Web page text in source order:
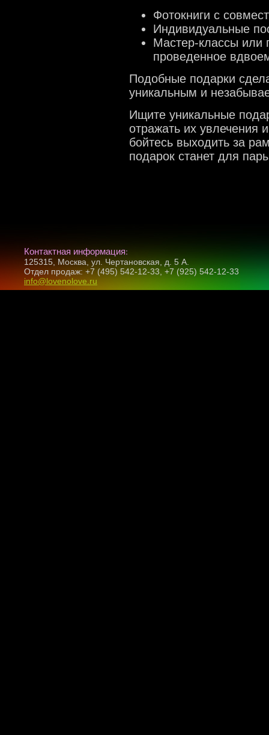
Фотокниги с
Индивидуальные
Мастер-классы или
проведенное
Подобные подарки
уникальным и
Ищите уникальные
отражать их увлечения
бойтесь выходить за
подарок станет для
Контактная информация:
125315, Москва, ул. Чертановская, д. 5 А.
Отдел продаж: +7 (495) 542-12-33, +7 (925) 542-12-33
info@lovenolove.ru